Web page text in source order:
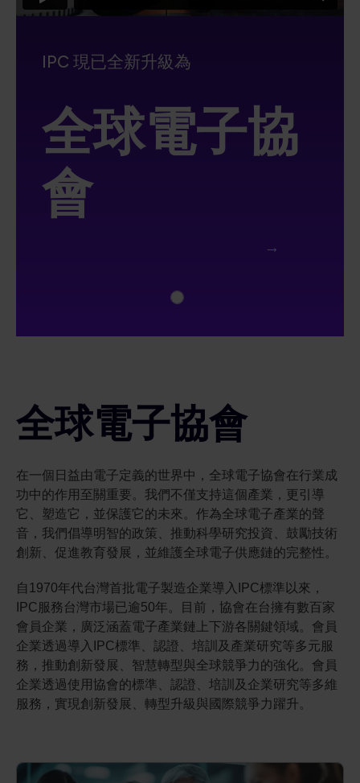
IPC 現已全新升級為
全球電子協
會
全球電子協會
在一個日益由電子定義的世界中，全球電子協會在行業成
功中的作用至關重要。我們不僅支持這個產業，更引導
它、塑造它，並保護它的未來。作為全球電子產業的聲
音，我們倡導明智的政策、推動科學研究投資、鼓勵技術
創新、促進教育發展，並維護全球電子供應鏈的完整性。
自1970年代台灣首批電子製造企業導入IPC標準以來，
IPC服務台灣市場已逾50年。目前，協會在台擁有數百家
會員企業，廣泛涵蓋電子產業鏈上下游各關鍵領域。會員
企業透過導入IPC標準、認證、培訓及產業研究等多元服
務，推動創新發展、智慧轉型與全球競爭力的強化。會員
企業透過使用協會的標準、認證、培訓及企業研究等多維
服務，實現創新發展、轉型升級與國際競爭力躍升。